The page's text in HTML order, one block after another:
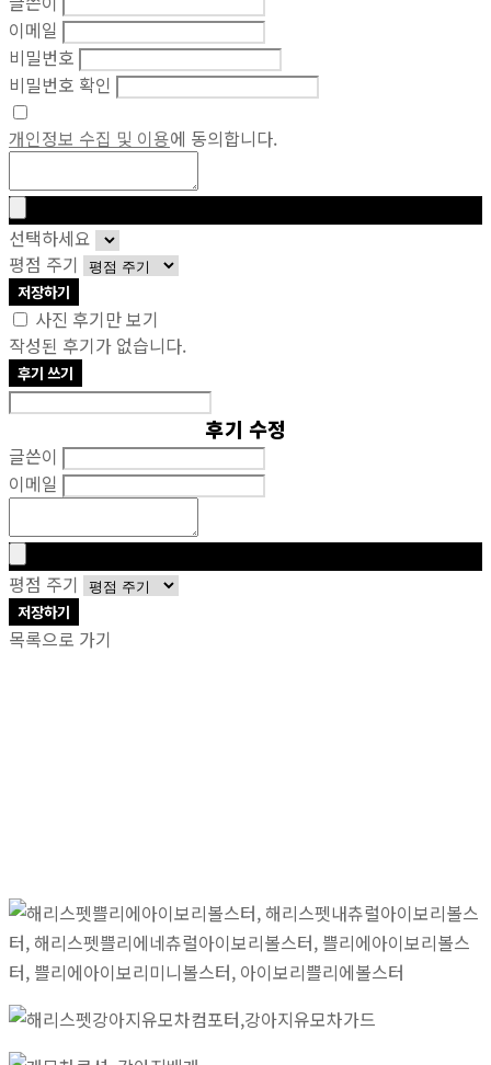
이메일
비밀번호
비밀번호 확인
개인정보 수집 및 이용에 동의합니다.
선택하세요
평점 주기
저장하기
사진 후기만 보기
작성된 후기가 없습니다.
후기 쓰기
후기 수정
글쓴이
이메일
평점 주기
저장하기
목록으로 가기